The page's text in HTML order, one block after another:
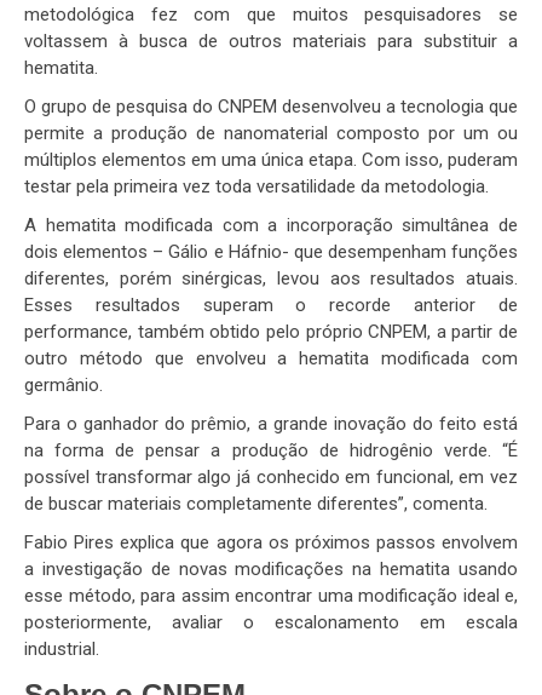
metodológica fez com que muitos pesquisadores se
voltassem à busca de outros materiais para substituir a
hematita.
O grupo de pesquisa do CNPEM desenvolveu a tecnologia que
permite a produção de nanomaterial composto por um ou
múltiplos elementos em uma única etapa. Com isso, puderam
testar pela primeira vez toda versatilidade da metodologia.
A hematita modificada com a incorporação simultânea de
dois elementos – Gálio e Háfnio- que desempenham funções
diferentes, porém sinérgicas, levou aos resultados atuais.
Esses resultados superam o recorde anterior de
performance, também obtido pelo próprio CNPEM, a partir de
outro método que envolveu a hematita modificada com
germânio.
Para o ganhador do prêmio, a grande inovação do feito está
na forma de pensar a produção de hidrogênio verde. “É
possível transformar algo já conhecido em funcional, em vez
de buscar materiais completamente diferentes”, comenta.
Fabio Pires explica que agora os próximos passos envolvem
a investigação de novas modificações na hematita usando
esse método, para assim encontrar uma modificação ideal e,
posteriormente, avaliar o escalonamento em escala
industrial.